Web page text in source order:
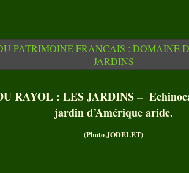
RAYOL : LES JARDINS –
jardin d’Amérique aride.
(Photo JODELET)